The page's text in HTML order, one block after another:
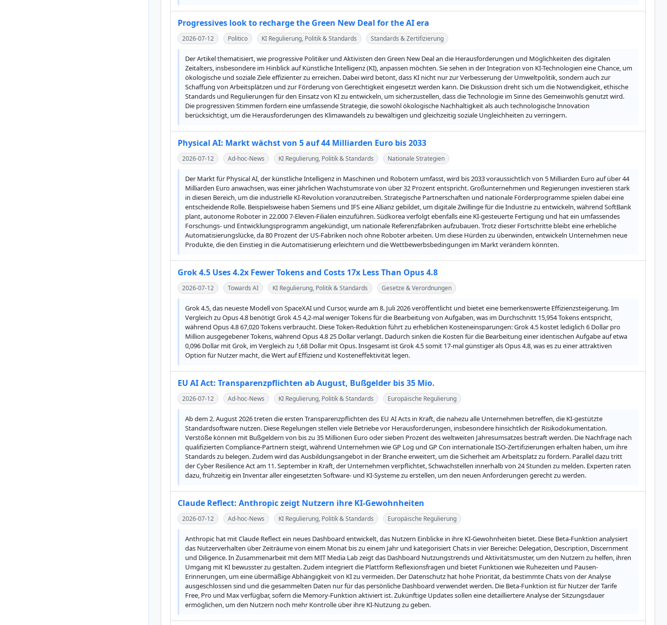
Progressives look to recharge the Green New Deal for the AI era
2026-07-12 Politico KI Regulierung, Politik & Standards Standards & Zertifizierung
Der Artikel thematisiert, wie progressive Politiker und Aktivisten den Green New Deal an die Herausforderungen und Möglichkeiten des digitalen
Zeitalters, insbesondere im Hinblick auf Künstliche Intelligenz (KI), anpassen möchten. Sie sehen in der Integration von KI-Technologien eine Chance, um
ökologische und soziale Ziele effizienter zu erreichen. Dabei wird betont, dass KI nicht nur zur Verbesserung der Umweltpolitik, sondern auch zur
Schaffung von Arbeitsplätzen und zur Förderung von Gerechtigkeit eingesetzt werden kann. Die Diskussion dreht sich um die Notwendigkeit, ethische
Standards und Regulierungen für den Einsatz von KI zu entwickeln, um sicherzustellen, dass die Technologie im Sinne des Gemeinwohls genutzt wird.
Die progressiven Stimmen fordern eine umfassende Strategie, die sowohl ökologische Nachhaltigkeit als auch technologische Innovation
berücksichtigt, um die Herausforderungen des Klimawandels zu bewältigen und gleichzeitig soziale Ungleichheiten zu verringern.
Physical AI: Markt wächst von 5 auf 44 Milliarden Euro bis 2033
2026-07-12 Ad-hoc-News KI Regulierung, Politik & Standards Nationale Strategien
Der Markt für Physical AI, der künstliche Intelligenz in Maschinen und Robotern umfasst, wird bis 2033 voraussichtlich von 5 Milliarden Euro auf über 44
Milliarden Euro anwachsen, was einer jährlichen Wachstumsrate von über 32 Prozent entspricht. Großunternehmen und Regierungen investieren stark
in diesen Bereich, um die industrielle KI-Revolution voranzutreiben. Strategische Partnerschaften und nationale Förderprogramme spielen dabei eine
entscheidende Rolle. Beispielsweise haben Siemens und IFS eine Allianz gebildet, um digitale Zwillinge für die Industrie zu entwickeln, während SoftBank
plant, autonome Roboter in 22.000 7-Eleven-Filialen einzuführen. Südkorea verfolgt ebenfalls eine KI-gesteuerte Fertigung und hat ein umfassendes
Forschungs- und Entwicklungsprogramm angekündigt, um nationale Referenzfabriken aufzubauen. Trotz dieser Fortschritte bleibt eine erhebliche
Automatisierungslücke, da 80 Prozent der US-Fabriken noch ohne Roboter arbeiten. Um diese Hürden zu überwinden, entwickeln Unternehmen neue
Produkte, die den Einstieg in die Automatisierung erleichtern und die Wettbewerbsbedingungen im Markt verändern könnten.
Grok 4.5 Uses 4.2x Fewer Tokens and Costs 17x Less Than Opus 4.8
2026-07-12 Towards AI KI Regulierung, Politik & Standards Gesetze & Verordnungen
Grok 4.5, das neueste Modell von SpaceXAI und Cursor, wurde am 8. Juli 2026 veröffentlicht und bietet eine bemerkenswerte Effizienzsteigerung. Im
Vergleich zu Opus 4.8 benötigt Grok 4.5 4,2-mal weniger Tokens für die Bearbeitung von Aufgaben, was im Durchschnitt 15,954 Tokens entspricht,
während Opus 4.8 67,020 Tokens verbraucht. Diese Token-Reduktion führt zu erheblichen Kosteneinsparungen: Grok 4.5 kostet lediglich 6 Dollar pro
Million ausgegebener Tokens, während Opus 4.8 25 Dollar verlangt. Dadurch sinken die Kosten für die Bearbeitung einer identischen Aufgabe auf etwa
0,096 Dollar mit Grok, im Vergleich zu 1,68 Dollar mit Opus. Insgesamt ist Grok 4.5 somit 17-mal günstiger als Opus 4.8, was es zu einer attraktiven
Option für Nutzer macht, die Wert auf Effizienz und Kosteneffektivität legen.
EU AI Act: Transparenzpflichten ab August, Bußgelder bis 35 Mio.
2026-07-12 Ad-hoc-News KI Regulierung, Politik & Standards Europäische Regulierung
Ab dem 2. August 2026 treten die ersten Transparenzpflichten des EU AI Acts in Kraft, die nahezu alle Unternehmen betreffen, die KI-gestützte
Standardsoftware nutzen. Diese Regelungen stellen viele Betriebe vor Herausforderungen, insbesondere hinsichtlich der Risikodokumentation.
Verstöße können mit Bußgeldern von bis zu 35 Millionen Euro oder sieben Prozent des weltweiten Jahresumsatzes bestraft werden. Die Nachfrage nach
qualifizierten Compliance-Partnern steigt, während Unternehmen wie GP Log und GP Con internationale ISO-Zertifizierungen erhalten haben, um ihre
Standards zu belegen. Zudem wird das Ausbildungsangebot in der Branche erweitert, um die Sicherheit am Arbeitsplatz zu fördern. Parallel dazu tritt
der Cyber Resilience Act am 11. September in Kraft, der Unternehmen verpflichtet, Schwachstellen innerhalb von 24 Stunden zu melden. Experten raten
dazu, frühzeitig ein Inventar aller eingesetzten Software- und KI-Systeme zu erstellen, um den neuen Anforderungen gerecht zu werden.
Claude Reflect: Anthropic zeigt Nutzern ihre KI-Gewohnheiten
2026-07-12 Ad-hoc-News KI Regulierung, Politik & Standards Europäische Regulierung
Anthropic hat mit Claude Reflect ein neues Dashboard entwickelt, das Nutzern Einblicke in ihre KI-Gewohnheiten bietet. Diese Beta-Funktion analysiert
das Nutzerverhalten über Zeiträume von einem Monat bis zu einem Jahr und kategorisiert Chats in vier Bereiche: Delegation, Description, Discernment
und Diligence. In Zusammenarbeit mit dem MIT Media Lab zeigt das Dashboard Nutzungstrends und Aktivitätsmuster, um den Nutzern zu helfen, ihren
Umgang mit KI bewusster zu gestalten. Zudem integriert die Plattform Reflexionsfragen und bietet Funktionen wie Ruhezeiten und Pausen-
Erinnerungen, um eine übermäßige Abhängigkeit von KI zu vermeiden. Der Datenschutz hat hohe Priorität, da bestimmte Chats von der Analyse
ausgeschlossen sind und die gesammelten Daten nur für das persönliche Dashboard verwendet werden. Die Beta-Funktion ist für Nutzer der Tarife
Free, Pro und Max verfügbar, sofern die Memory-Funktion aktiviert ist. Zukünftige Updates sollen eine detailliertere Analyse der Sitzungsdauer
ermöglichen, um den Nutzern noch mehr Kontrolle über ihre KI-Nutzung zu geben.